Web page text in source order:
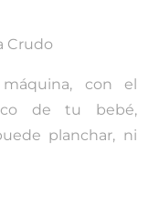
Crudo
con el
de tu bebé,
planchar, ni